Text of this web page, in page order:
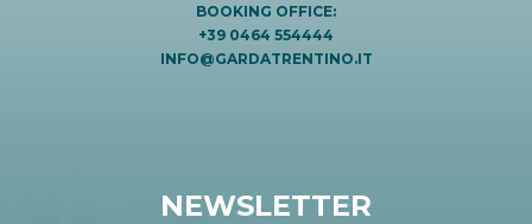
BOOKING OFFICE:
+39 0464 554444
INFO@GARDATRENTINO.IT
NEWSLETTER